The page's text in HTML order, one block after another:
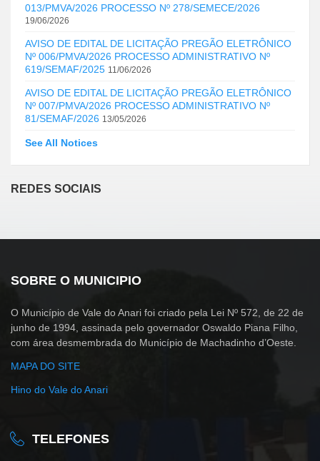
013/PMVA/2026 PROCESSO Nº 278/SEMECE/2026
19/06/2026
AVISO DE EDITAL DE LICITAÇÃO PREGÃO ELETRÔNICO
Nº 006/PMVA/2026 PROCESSO ADMINISTRATIVO Nº
619/SEMAF/2025 11/06/2026
AVISO DE EDITAL DE LICITAÇÃO PREGÃO ELETRÔNICO
Nº 007/PMVA/2026 PROCESSO ADMINISTRATIVO Nº
81/SEMAF/2026 13/05/2026
See All Notices
REDES SOCIAIS
SOBRE O MUNICIPIO
O Município de Vale do Anari foi criado pela Lei Nº 572, de 22 de
junho de 1994, assinada pelo governador Oswaldo Piana Filho,
com área desmembrada do Município de Machadinho d’Oeste.
MAPA DO SITE
Hino do Vale do Anari
TELEFONES